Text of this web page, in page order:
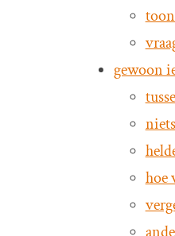
gewoon
hoe